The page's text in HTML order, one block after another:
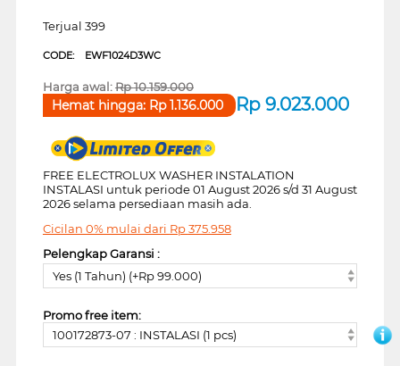
Terjual 399
CODE: EWF1024D3WC
Harga awal:Rp10.159.000
Rp 9.023.000
Hemat hingga: Rp1.136.000
FREE ELECTROLUX WASHER INSTALATION
INSTALASI untuk periode 01 August 2026 s/d 31 August
2026 selama persediaan masih ada.
Cicilan 0% mulai dari Rp375.958
Pelengkap Garansi :
Yes (1 Tahun) (+Rp 99.000)
Promo free item:
100172873-07 : INSTALASI (1 pcs)